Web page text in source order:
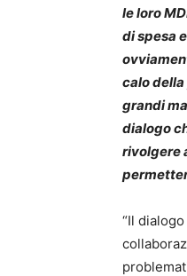
le loro
di spesa
calo
grandi
dialogo
rivolgere
“Il